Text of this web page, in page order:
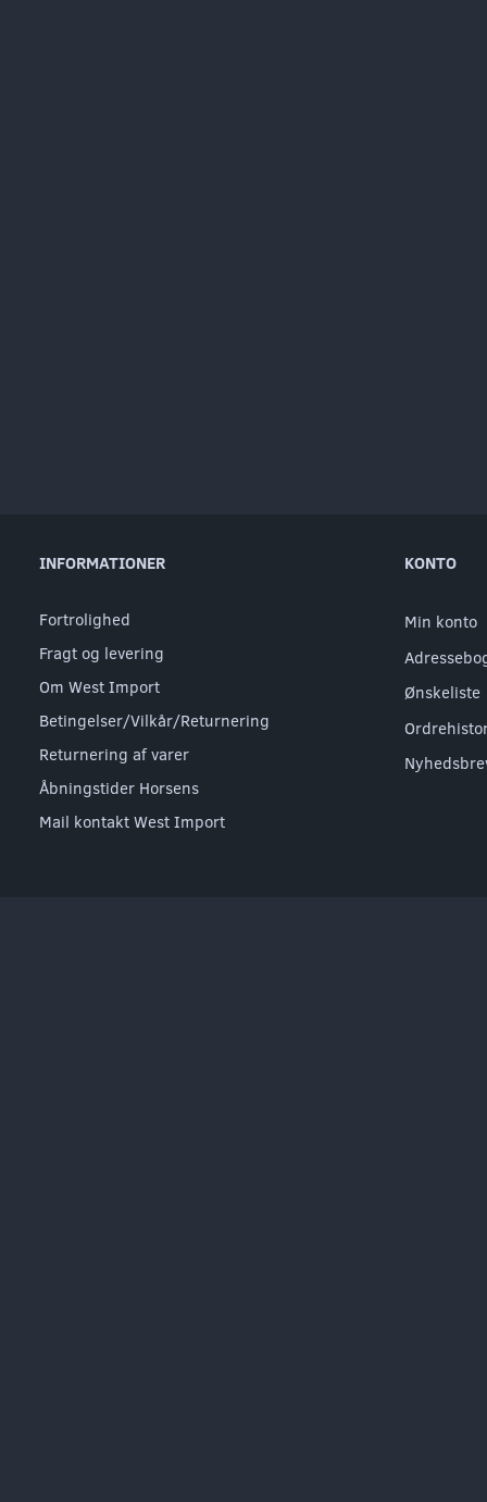
INFORMATIONER
Fortrolighed
Fragt og levering
Om West Import
Betingelser/Vilkår/Returnering
Returnering af varer
Åbningstider Horsens
Mail kontakt West Import
KONTO
Min konto
Ønskeliste